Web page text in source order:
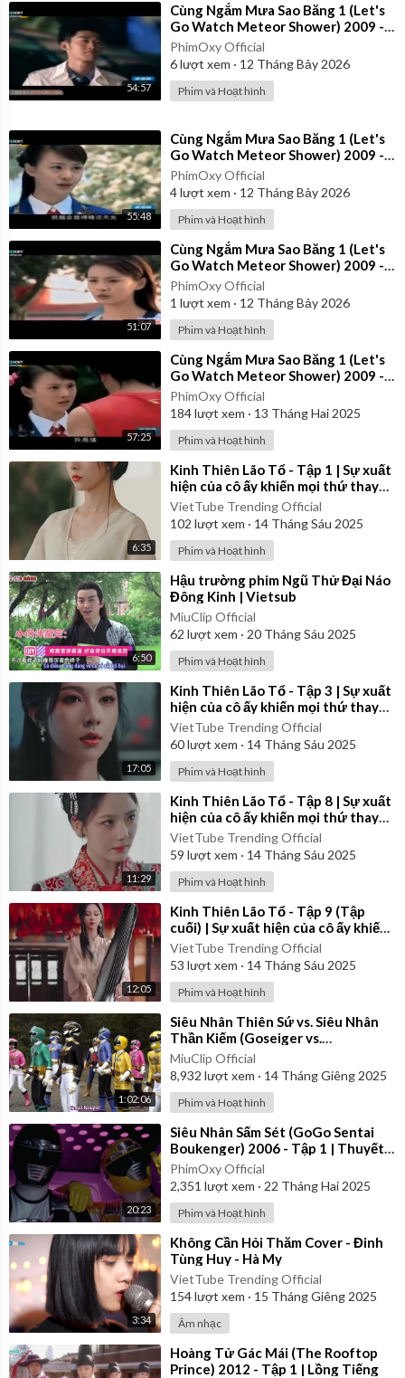
54:57
⁣Cùng Ngắm Mưa Sao Băng 1 (Let's
Go Watch Meteor Shower) 2009 -
Tập 25 | Thuyết Minh
PhimOxy Official
6lượt xem · 12 Tháng Bảy 2026
Phim và Hoạt hình
55:48
⁣Cùng Ngắm Mưa Sao Băng 1 (Let's
Go Watch Meteor Shower) 2009 -
Tập 24 | Thuyết Minh
PhimOxy Official
4lượt xem · 12 Tháng Bảy 2026
Phim và Hoạt hình
51:07
⁣Cùng Ngắm Mưa Sao Băng 1 (Let's
Go Watch Meteor Shower) 2009 -
Tập 28 | Thuyết Minh
PhimOxy Official
1 lượt xem · 12 Tháng Bảy 2026
Phim và Hoạt hình
57:25
⁣Cùng Ngắm Mưa Sao Băng 1 (Let's
Go Watch Meteor Shower) 2009 -
Tập 1 | Thuyết Minh
PhimOxy Official
184lượt xem · 13 Tháng Hai 2025
Phim và Hoạt hình
6:35
⁣Kinh Thiên Lão Tổ - Tập 1 | Sự xuất
hiện của cô ấy khiến mọi thứ thay
đổi...
VietTube Trending Official
102 lượt xem · 14 Tháng Sáu 2025
Phim và Hoạt hình
6:50
⁣Hậu trường phim Ngũ Thử Đại Náo
Đông Kinh | Vietsub
MiuClip Official
62 lượt xem · 20 Tháng Sáu 2025
Phim và Hoạt hình
17:05
⁣Kinh Thiên Lão Tổ - Tập 3 | Sự xuất
hiện của cô ấy khiến mọi thứ thay
đổi...
VietTube Trending Official
60lượt xem · 14 Tháng Sáu 2025
Phim và Hoạt hình
11:29
⁣Kinh Thiên Lão Tổ - Tập 8 | Sự xuất
hiện của cô ấy khiến mọi thứ thay
đổi...
VietTube Trending Official
59 lượt xem · 14 Tháng Sáu 2025
Phim và Hoạt hình
12:05
⁣Kinh Thiên Lão Tổ - Tập 9 (Tập
cuối) | Sự xuất hiện của cô ấy khiến
mọi thứ thay đổi...
VietTube Trending Official
53 lượt xem · 14 Tháng Sáu 2025
Phim và Hoạt hình
1:02:06
⁣Siêu Nhân Thiên Sứ vs. Siêu Nhân
Thần Kiếm (Goseiger vs.
Shinkenger) | Vietsub
MiuClip Official
8,932 lượt xem · 14 Tháng Giêng 2025
Phim và Hoạt hình
20:23
⁣Siêu Nhân Sấm Sét (GoGo Sentai
Boukenger) 2006 - Tập 1 | Thuyết
Minh
PhimOxy Official
2,351 lượt xem · 22 Tháng Hai 2025
Phim và Hoạt hình
3:34
⁣Không Cần Hỏi Thăm Cover - Đinh
Tùng Huy - Hà My
VietTube Trending Official
154lượt xem · 15 Tháng Giêng 2025
Âm nhạc
⁣Hoàng Tử Gác Mái (The Rooftop
Prince) 2012 - Tập 1 | Lồng Tiếng